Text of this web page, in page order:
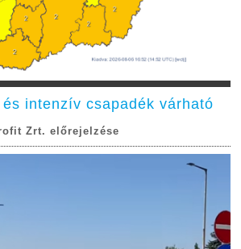
intenzív csapadék várható
Zrt. előrejelzése